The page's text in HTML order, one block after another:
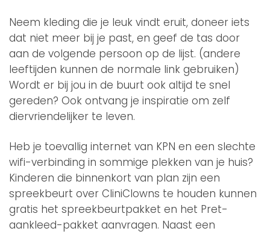
Neem kleding die je leuk vindt eruit, doneer iets
dat niet meer bij je past, en geef de tas door
aan de volgende persoon op de lijst. (andere
leeftijden kunnen de normale link gebruiken)
Wordt er bij jou in de buurt ook altijd te snel
gereden? Ook ontvang je inspiratie om zelf
diervriendelijker te leven.
Heb je toevallig internet van KPN en een slechte
wifi-verbinding in sommige plekken van je huis?
Kinderen die binnenkort van plan zijn een
spreekbeurt over CliniClowns te houden kunnen
gratis het spreekbeurtpakket en het Pret-
aankleed-pakket aanvragen. Naast een